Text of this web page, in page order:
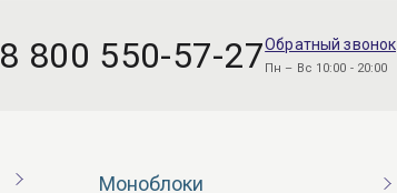
8 800 550-57-27Обратный звонок
Пн – Вс 10:00 - 20:00
Моноблоки